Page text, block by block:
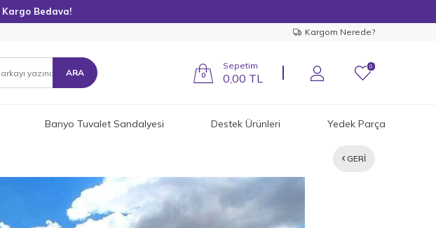
Kargo Bedava!
Kargom Nerede?
ARA 0
Sepetim
0,00 TL
0
Banyo Tuvalet Sandalyesi Destek Ürünleri Yedek Parça
GERI